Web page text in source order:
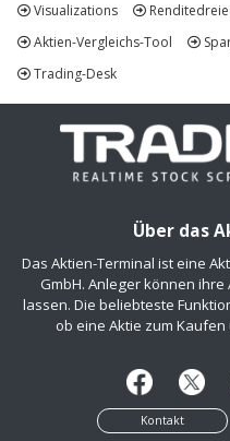
Visualizations
Aktien-Vergleichs-Tool
Trading-Desk
Über das
Das Aktien-Terminal ist eine
GmbH. Anleger können
lassen. Die beliebteste
ob eine Aktie zum
Kontakt